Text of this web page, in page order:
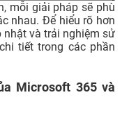
mỗi giải pháp sẽ phù
nhau. Để hiểu rõ hơn
nhật và trải nghiệm sử
tiết trong các phần
Microsoft 365 và